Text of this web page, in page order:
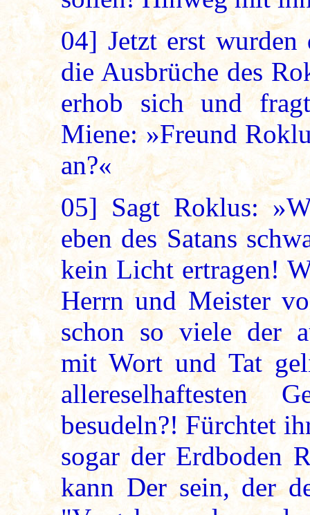
04] Jetzt erst
die Ausbrüche des
erhob sich und
Miene: »Freund
an?«
05] Sagt Roklus:
eben des Satans
kein Licht ertragen!
Herrn und Meister
schon so viele der
mit Wort und Tat
allereselhaftesten
besudeln?! Fürchtet
sogar der Erdboden
kann Der sein, der